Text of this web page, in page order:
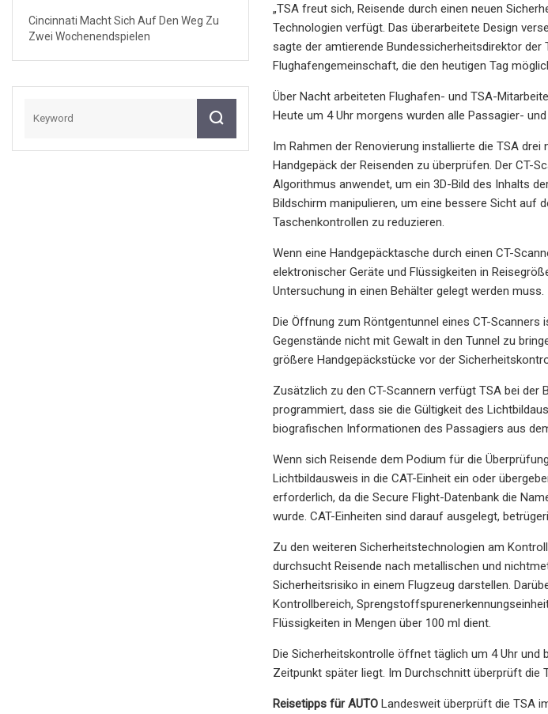
Cincinnati Macht Sich Auf Den Weg Zu
Zwei Wochenendspielen
„TSA freut sich, Reisende durch einen neuen
Technologien verfügt. Das überarbeitete Design
sagte der amtierende Bundessicherheitsdirektor der
Flughafengemeinschaft, die den heutigen Tag
Über Nacht arbeiteten Flughafen- und TSA-
Heute um 4 Uhr morgens wurden alle Passagier-
Im Rahmen der Renovierung installierte die TSA
Handgepäck der Reisenden zu überprüfen. Der CT-
Algorithmus anwendet, um ein 3D-Bild des Inhalts
Bildschirm manipulieren, um eine bessere Sicht auf
Taschenkontrollen zu reduzieren.
Wenn eine Handgepäcktasche durch einen CT-
elektronischer Geräte und Flüssigkeiten in
Untersuchung in einen Behälter gelegt werden muss.
Die Öffnung zum Röntgentunnel eines CT-
Gegenstände nicht mit Gewalt in den Tunnel zu
größere Handgepäckstücke vor der
Zusätzlich zu den CT-Scannern verfügt TSA bei der
programmiert, dass sie die Gültigkeit des
biografischen Informationen des Passagiers aus
Wenn sich Reisende dem Podium für die
Lichtbildausweis in die CAT-Einheit ein oder
erforderlich, da die Secure Flight-Datenbank die
wurde. CAT-Einheiten sind darauf ausgelegt,
Zu den weiteren Sicherheitstechnologien am
durchsucht Reisende nach metallischen und
Sicherheitsrisiko in einem Flugzeug darstellen.
Kontrollbereich,
Flüssigkeiten in Mengen über 100 ml dient.
Die Sicherheitskontrolle öffnet täglich um 4 Uhr und
Zeitpunkt später liegt. Im Durchschnitt überprüft die
Reisetipps für AUTO Landesweit überprüft die TSA